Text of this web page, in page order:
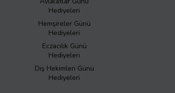
Hediyeleri
Hemşireler Günü
Hediyeleri
Eczacılık Günü
Hediyeleri
Diş Hekimleri Günü
Hediyeleri